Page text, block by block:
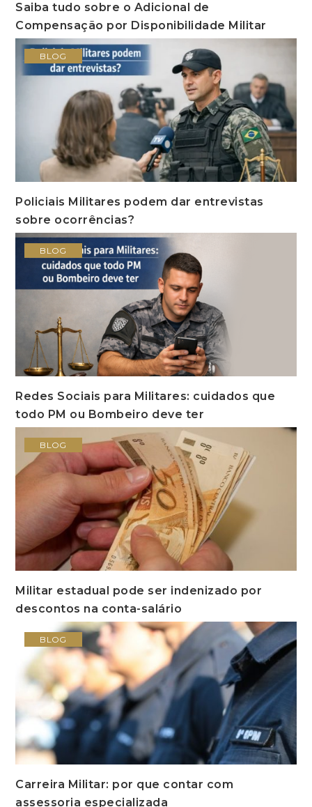
Saiba tudo sobre o Adicional de
Compensação por Disponibilidade Militar
BLOG
Policiais Militares podem dar entrevistas
sobre ocorrências?
BLOG
Redes Sociais para Militares: cuidados que
todo PM ou Bombeiro deve ter
BLOG
Militar estadual pode ser indenizado por
descontos na conta-salário
BLOG
Carreira Militar: por que contar com
assessoria especializada